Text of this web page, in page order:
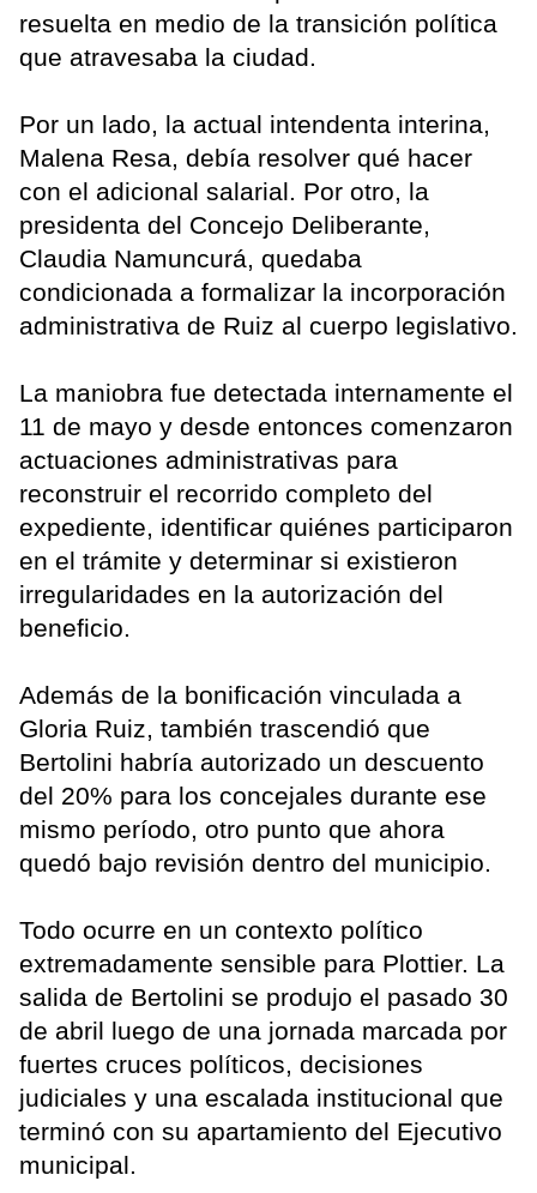
resuelta en medio de la transición política
que atravesaba la ciudad.
Por un lado, la actual intendenta interina,
Malena Resa, debía resolver qué hacer
con el adicional salarial. Por otro, la
presidenta del Concejo Deliberante,
Claudia Namuncurá, quedaba
condicionada a formalizar la incorporación
administrativa de Ruiz al cuerpo legislativo.
La maniobra fue detectada internamente el
11 de mayo y desde entonces comenzaron
actuaciones administrativas para
reconstruir el recorrido completo del
expediente, identificar quiénes participaron
en el trámite y determinar si existieron
irregularidades en la autorización del
beneficio.
Además de la bonificación vinculada a
Gloria Ruiz, también trascendió que
Bertolini habría autorizado un descuento
del 20% para los concejales durante ese
mismo período, otro punto que ahora
quedó bajo revisión dentro del municipio.
Todo ocurre en un contexto político
extremadamente sensible para Plottier. La
salida de Bertolini se produjo el pasado 30
de abril luego de una jornada marcada por
fuertes cruces políticos, decisiones
judiciales y una escalada institucional que
terminó con su apartamiento del Ejecutivo
municipal.